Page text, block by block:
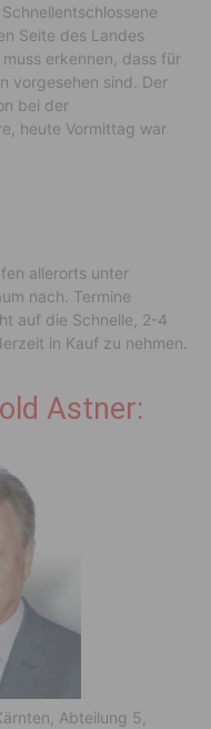
Seite des Landes
erkennen, dass für
vorgesehen sind. Der
bei der
heute Vormittag war
allerorts unter
nach. Termine
auf die Schnelle, 2-4
in Kauf zu nehmen.
Astner:
Abteilung 5,